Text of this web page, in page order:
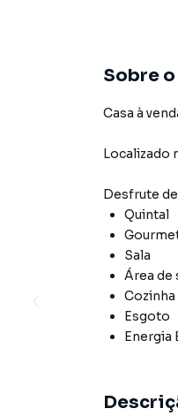
Sobre
Casa à
Localizado
Desfrute de
Quintal
Sala
Área de
Cozinha
Esgoto
Energia